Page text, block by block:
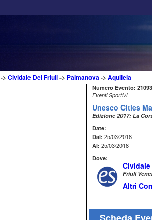
-> Cividale Del Friuli-> Palmanova-> Aquileia
Numero Evento:
Eventi Sportivi
Unesco Cities
Edizione 2017: La
Date:
Dal: 25/03/2018
Al: 25/03/2018
Dove:
Friuli
Altri